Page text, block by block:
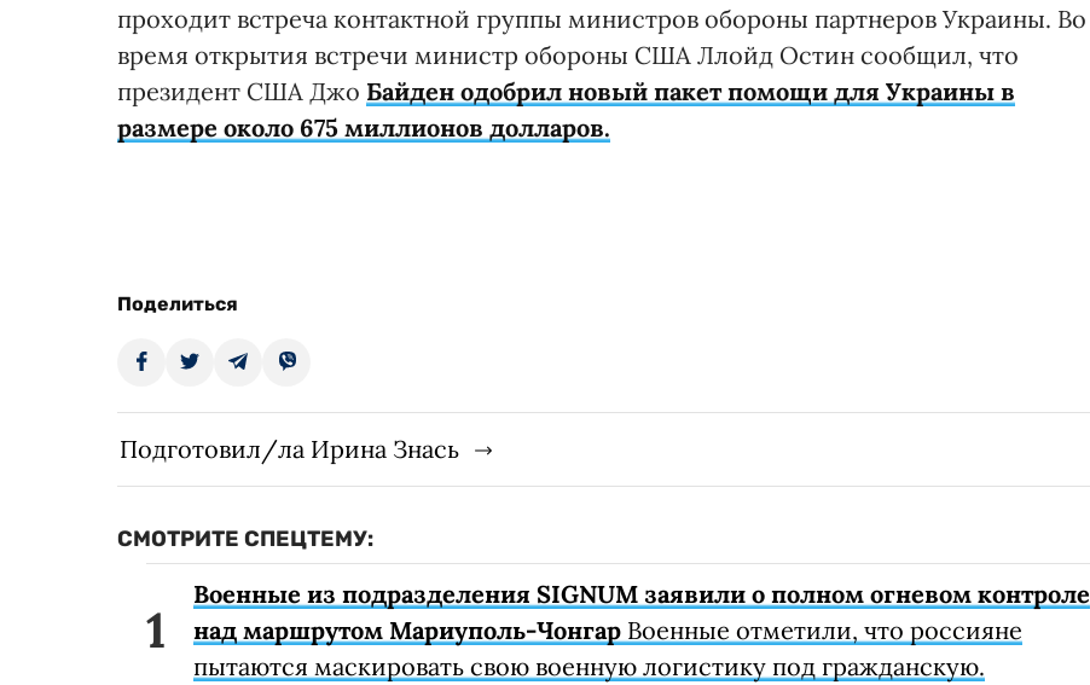
проходит встреча контактной группы министров обороны партнеров Украины. Во
время открытия встречи министр обороны США Ллойд Остин сообщил, что
президент США Джо Байден одобрил новый пакет помощи для Украины в
размере около 675 миллионов долларов.
Поделиться
Подготовил/ла Ирина Знась
СМОТРИТЕ СПЕЦТЕМУ:
Военные из подразделения SIGNUM заявили о полном огневом контроле
над маршрутом Мариуполь-Чонгар Военные отметили, что россияне
пытаются маскировать свою военную логистику под гражданскую.